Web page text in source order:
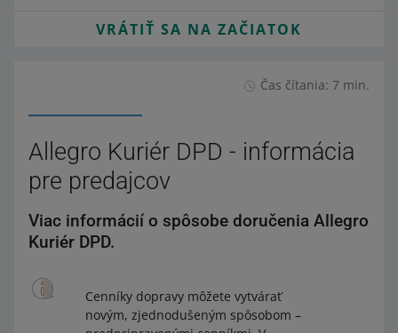
VRÁTIŤ SA NA ZAČIATOK
Čas čítania: 7 min.
Allegro Kuriér DPD - informácia
pre predajcov
Viac informácií o spôsobe doručenia Allegro
Kuriér DPD.
Cenníky dopravy môžete vytvárať
novým, zjednodušeným spôsobom –